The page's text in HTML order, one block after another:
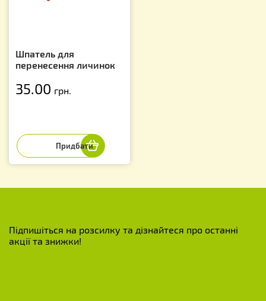
Шпатель для
перенесення личинок
35.00 грн.
Підпишіться на розсилку та дізнайтеся про останні
акції та знижки!